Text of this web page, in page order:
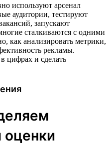
используют арсенал
аудитории, тестируют
запускают
сталкиваются с одними
как анализировать метрики,
рекламы.
цифрах и сделать
оценки